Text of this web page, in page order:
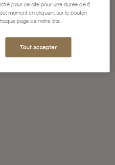
pour ce site pour une durée de 6
moment en cliquant sur le bouton
page de notre site.
Tout accepter